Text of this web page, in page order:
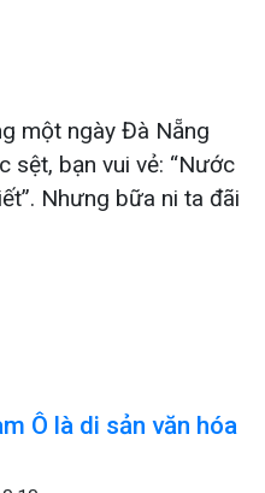
một ngày Đà Nẵng
sệt, bạn vui vẻ: “Nước
Nhưng bữa ni ta đãi
Ô là di sản văn hóa